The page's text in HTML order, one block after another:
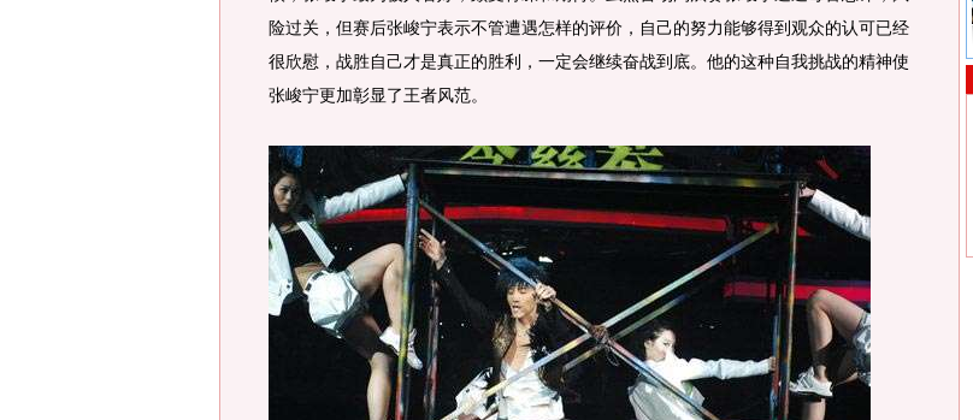
险过关，但赛后张峻宁表示不管遭遇怎样的评价，自己的努力能够得到观众的认可已经
很欣慰，战胜自己才是真正的胜利，一定会继续奋战到底。他的这种自我挑战的精神使
张峻宁更加彰显了王者风范。